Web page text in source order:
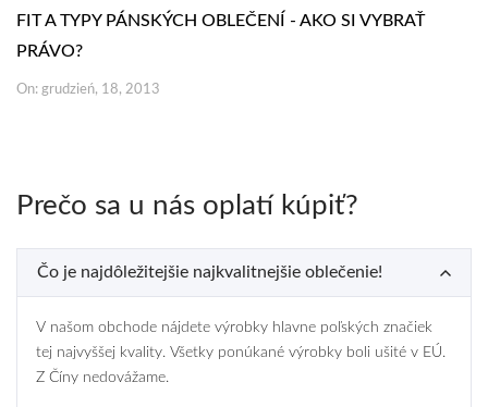
FIT A TYPY PÁNSKÝCH OBLEČENÍ - AKO SI VYBRAŤ
PRÁVO?
On: grudzień, 18, 2013
Prečo sa u nás oplatí kúpiť?
Čo je najdôležitejšie najkvalitnejšie oblečenie!
V našom obchode nájdete výrobky hlavne poľských značiek
tej najvyššej kvality. Všetky ponúkané výrobky boli ušité v EÚ.
Z Číny nedovážame.